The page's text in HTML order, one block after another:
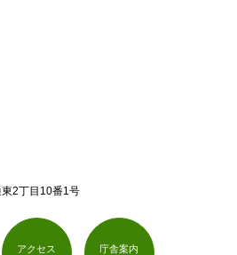
2丁目10番1号
アクセス 庁舎案内